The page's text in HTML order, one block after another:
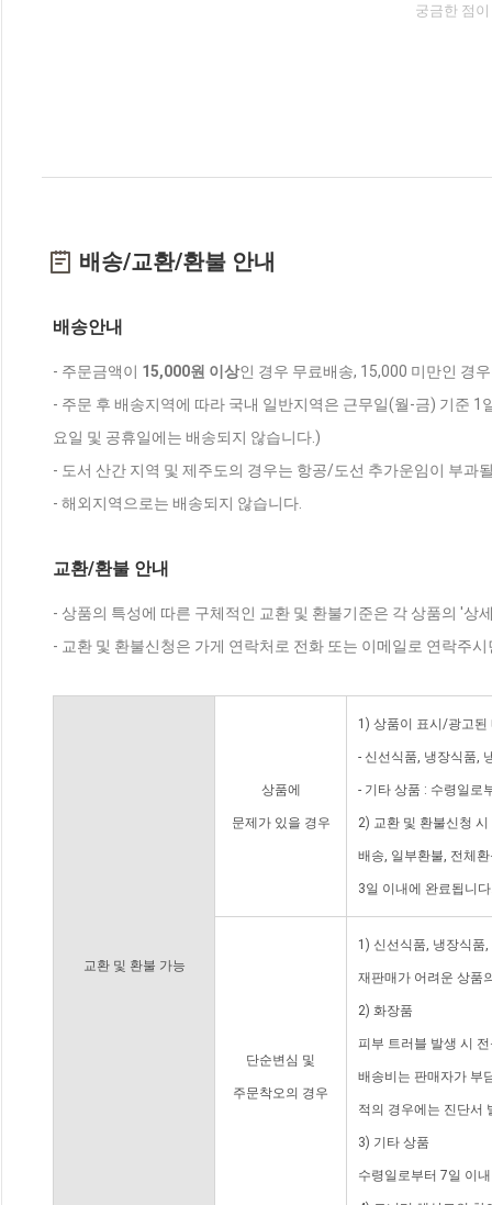
궁금한 점
배송/교환/환불 안내
배송안내
- 주문금액이 15,000원 이상인 경우 무료배송, 15,000 미만인 경
- 주문 후 배송지역에 따라 국내 일반지역은 근무일(월-금) 기준
요일 및 공휴일에는 배송되지 않습니다.)
- 도서 산간 지역 및 제주도의 경우는 항공/도선 추가운임이 부과
- 해외지역으로는 배송되지 않습니다.
교환/환불 안내
- 상품의 특성에 따른 구체적인 교환 및 환불기준은 각 상품의 '상
- 교환 및 환불신청은 가게 연락처로 전화 또는 이메일로 연락주
교환 및 환불 가능
상품에
문제가 있을 경우
1) 상품이 표시/광고된
- 신선식품, 냉장식품,
- 기타 상품 : 수령일로
2) 교환 및 환불신청
배송, 일부환불, 전체
3일 이내에 완료됩니
단순변심 및
주문착오의 경우
1) 신선식품, 냉장식품
재판매가 어려운 상품
2) 화장품
피부 트러블 발생 시
배송비는 판매자가 부
적의 경우에는 진단서
3) 기타 상품
수령일로부터 7일 이